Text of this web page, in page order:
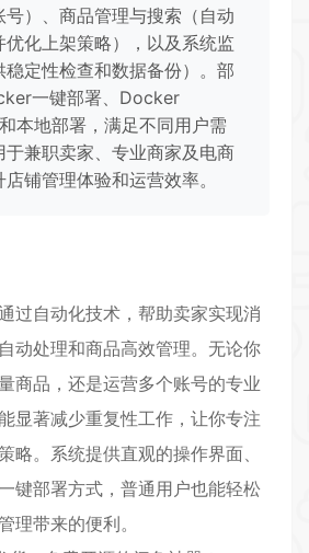
）、商品管理与搜索（自动
化上架策略），以及系统监
定性检查和数据备份）。部
一键部署、Docker
本地部署，满足不同用户需
于兼职卖家、专业商家及电商
铺管理体验和运营效率。
过自动化技术，帮助卖家实现消
动处理和商品高效管理。无论你
商品，还是运营多个账号的专业
显著减少重复性工作，让你专注
略。系统提供直观的操作界面、
键部署方式，普通用户也能轻松
理带来的便利。